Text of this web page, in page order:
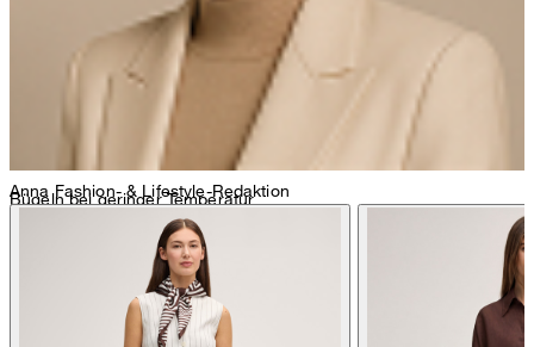
Bügeln bei geringer Temperatur
Anna Fashion- & Lifestyle-Redaktion